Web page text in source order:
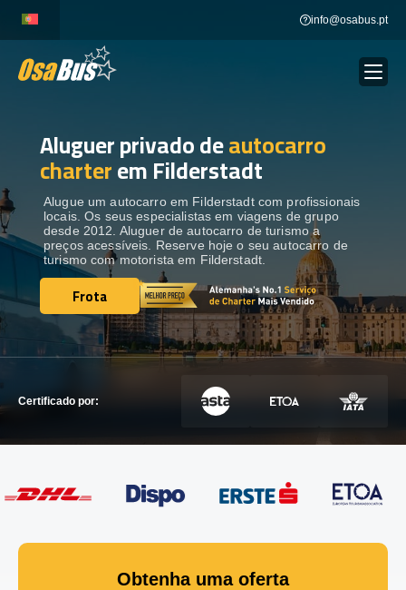
content
info@osabus.pt
ALUGUER DE AUTOCARROS
DESTINOS
FROTA
ENTRE EM CONTACTO
ENTRE EM CONTACTO
Aluguer privado deautocarro
charterem Filderstadt
Alugue um autocarro em Filderstadt com profissionais
locais. Os seus especialistas em viagens de grupo
desde 2012. Aluguer de autocarro de turismo a
preços acessíveis. Reserve hoje o seu autocarro de
turismo com motorista em Filderstadt.
Frota
Frota
Certificado por:
Obtenha uma oferta